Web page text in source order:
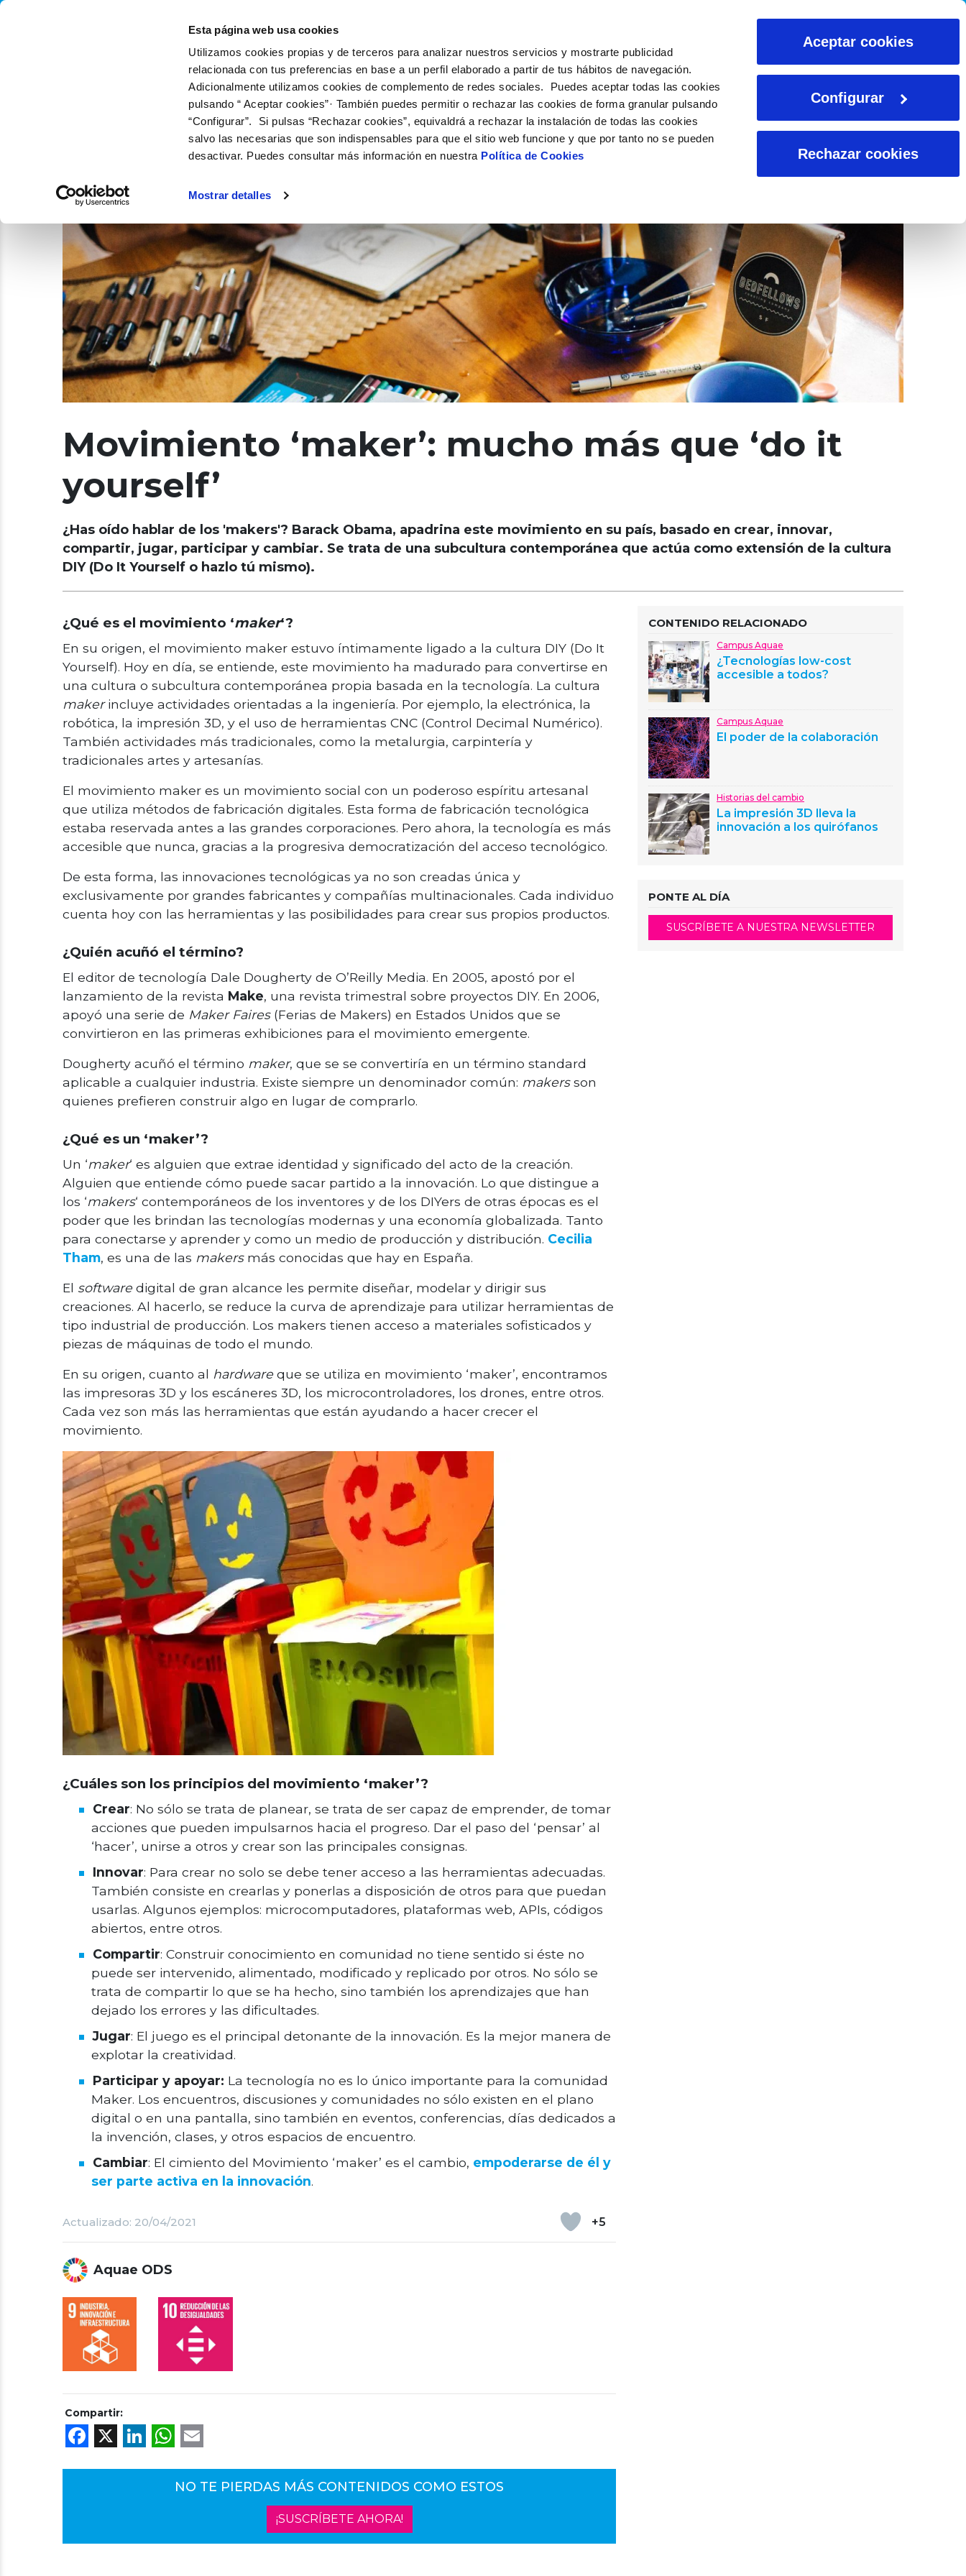
Esta página web usa cookies
Utilizamos cookies propias y de terceros para analizar nuestros servicios y mostrarte publicidad
relacionada con tus preferencias en base a un perfil elaborado a partir de tus hábitos de navegación.
Adicionalmente utilizamos cookies de complemento de redes sociales. Puedes aceptar todas las cookies
pulsando “ Aceptar cookies”· También puedes permitir o rechazar las cookies de forma granular pulsando
“Configurar”. Si pulsas “Rechazar cookies”, equivaldrá a rechazar la instalación de todas las cookies
salvo las necesarias que son indispensables para que el sitio web funcione y que por tanto no se pueden
desactivar. Puedes consultar más información en nuestra Política de Cookies
Mostrar detalles
Aceptar cookies
Configurar
Rechazar cookies
QUIÉNES SOMOS QUÉ HACEMOS
Movimiento ‘maker’: mucho más que ‘do it
yourself’
¿Has oído hablar de los 'makers'? Barack Obama, apadrina este movimiento en su país, basado en crear, innovar,
compartir, jugar, participar y cambiar. Se trata de una subcultura contemporánea que actúa como extensión de la cultura
DIY (Do It Yourself o hazlo tú mismo).
¿Qué es el movimiento ‘maker‘?
En su origen, el movimiento maker estuvo íntimamente ligado a la cultura DIY (Do It
Yourself). Hoy en día, se entiende, este movimiento ha madurado para convertirse en
una cultura o subcultura contemporánea propia basada en la tecnología. La cultura
makerincluye actividades orientadas a la ingeniería. Por ejemplo, la electrónica, la
robótica, la impresión 3D, y el uso de herramientas CNC (Control Decimal Numérico).
También actividades más tradicionales, como la metalurgia, carpintería y
tradicionales artes y artesanías.
El movimiento maker es un movimiento social con un poderoso espíritu artesanal
que utiliza métodos de fabricación digitales. Esta forma de fabricación tecnológica
estaba reservada antes a las grandes corporaciones. Pero ahora, la tecnología es más
accesible que nunca, gracias a la progresiva democratización del acceso tecnológico.
De esta forma, las innovaciones tecnológicas ya no son creadas única y
exclusivamente por grandes fabricantes y compañías multinacionales. Cada individuo
cuenta hoy con las herramientas y las posibilidades para crear sus propios productos.
¿Quién acuñó el término?
El editor de tecnología Dale Dougherty de O’Reilly Media. En 2005, apostó por el
lanzamiento de la revista Make, una revista trimestral sobre proyectos DIY. En 2006,
apoyó una serie de Maker Faires(Ferias de Makers) en Estados Unidos que se
convirtieron en las primeras exhibiciones para el movimiento emergente.
Dougherty acuñó el término maker, que se se convertiría en un término standard
aplicable a cualquier industria. Existe siempre un denominador común: makersson
quienes prefieren construir algo en lugar de comprarlo.
¿Qué es un ‘maker’?
Un ‘maker‘ es alguien que extrae identidad y significado del acto de la creación.
Alguien que entiende cómo puede sacar partido a la innovación. Lo que distingue a
los ‘makers‘ contemporáneos de los inventores y de los DIYers de otras épocas es el
poder que les brindan las tecnologías modernas y una economía globalizada. Tanto
para conectarse y aprender y como un medio de producción y distribución. Cecilia
Tham, es una de las makersmás conocidas que hay en España.
El software digital de gran alcance les permite diseñar, modelar y dirigir sus
creaciones. Al hacerlo, se reduce la curva de aprendizaje para utilizar herramientas de
tipo industrial de producción. Los makers tienen acceso a materiales sofisticados y
piezas de máquinas de todo el mundo.
En su origen, cuanto al hardware que se utiliza en movimiento ‘maker’, encontramos
las impresoras 3D y los escáneres 3D, los microcontroladores, los drones, entre otros.
Cada vez son más las herramientas que están ayudando a hacer crecer el
movimiento.
¿Cuáles son los principios del movimiento ‘maker’?
Crear: No sólo se trata de planear, se trata de ser capaz de emprender, de tomar
acciones que pueden impulsarnos hacia el progreso. Dar el paso del ‘pensar’ al
‘hacer’, unirse a otros y crear son las principales consignas.
Innovar: Para crear no solo se debe tener acceso a las herramientas adecuadas.
También consiste en crearlas y ponerlas a disposición de otros para que puedan
usarlas. Algunos ejemplos: microcomputadores, plataformas web, APIs, códigos
abiertos, entre otros.
Compartir: Construir conocimiento en comunidad no tiene sentido si éste no
puede ser intervenido, alimentado, modificado y replicado por otros. No sólo se
trata de compartir lo que se ha hecho, sino también los aprendizajes que han
dejado los errores y las dificultades.
Jugar: El juego es el principal detonante de la innovación. Es la mejor manera de
explotar la creatividad.
Participar y apoyar: La tecnología no es lo único importante para la comunidad
Maker. Los encuentros, discusiones y comunidades no sólo existen en el plano
digital o en una pantalla, sino también en eventos, conferencias, días dedicados a
la invención, clases, y otros espacios de encuentro.
Cambiar: El cimiento del Movimiento ‘maker’ es el cambio, empoderarse de él y
ser parte activa en la innovación.
+5
Actualizado: 20/04/2021
Aquae ODS
Compartir:
Facebook
X LinkedIn
WhatsApp
NO TE PIERDAS MÁS CONTENIDOS COMO ESTOS
¡SUSCRÍBETE AHORA!
CONTENIDO RELACIONADO
Campus Aquae
¿Tecnologías low-cost
accesible a todos?
Campus Aquae
El poder de la colaboración
Historias del cambio
La impresión 3D lleva la
innovación a los quirófanos
PONTE AL DÍA
SUSCRÍBETE A NUESTRA NEWSLETTER